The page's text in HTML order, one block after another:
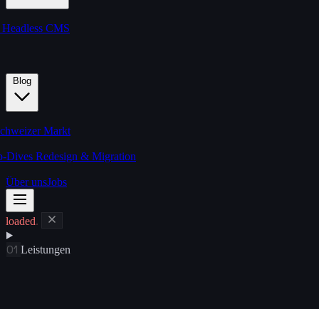
Headless CMS
Markt
Dives Redesign & Migration
Über unsJobs
loaded.
01 Leistungen